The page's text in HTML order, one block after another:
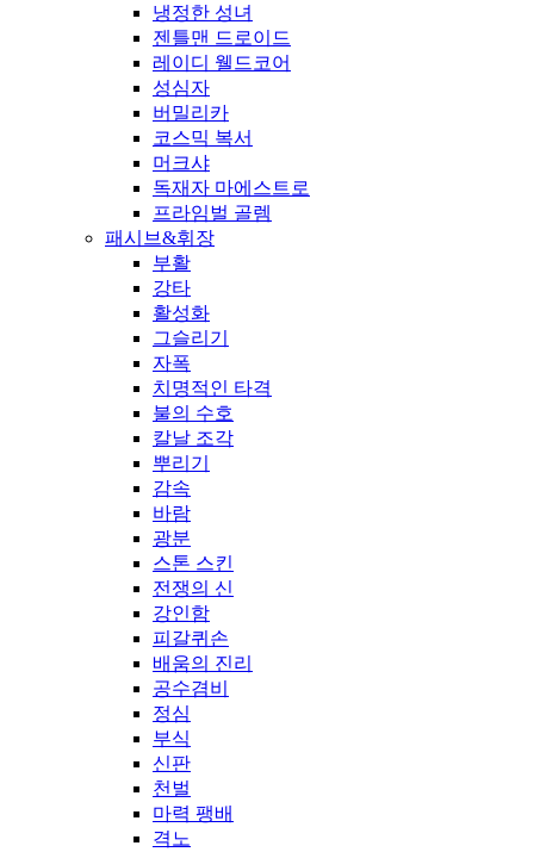
냉정한 성녀
젠틀맨 드로이드
레이디 웰드코어
성심자
버밀리카
코스믹 복서
머크샤
독재자 마에스트로
프라임벌 골렘
패시브&휘장
부활
강타
활성화
그슬리기
자폭
치명적인 타격
불의 수호
칼날 조각
뿌리기
감속
바람
광분
스톤 스킨
전쟁의 신
강인함
피갈퀴손
배움의 진리
공수겸비
정심
부식
신판
천벌
마력 팽배
격노